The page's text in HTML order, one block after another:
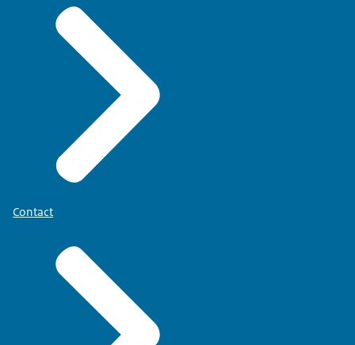
Contact